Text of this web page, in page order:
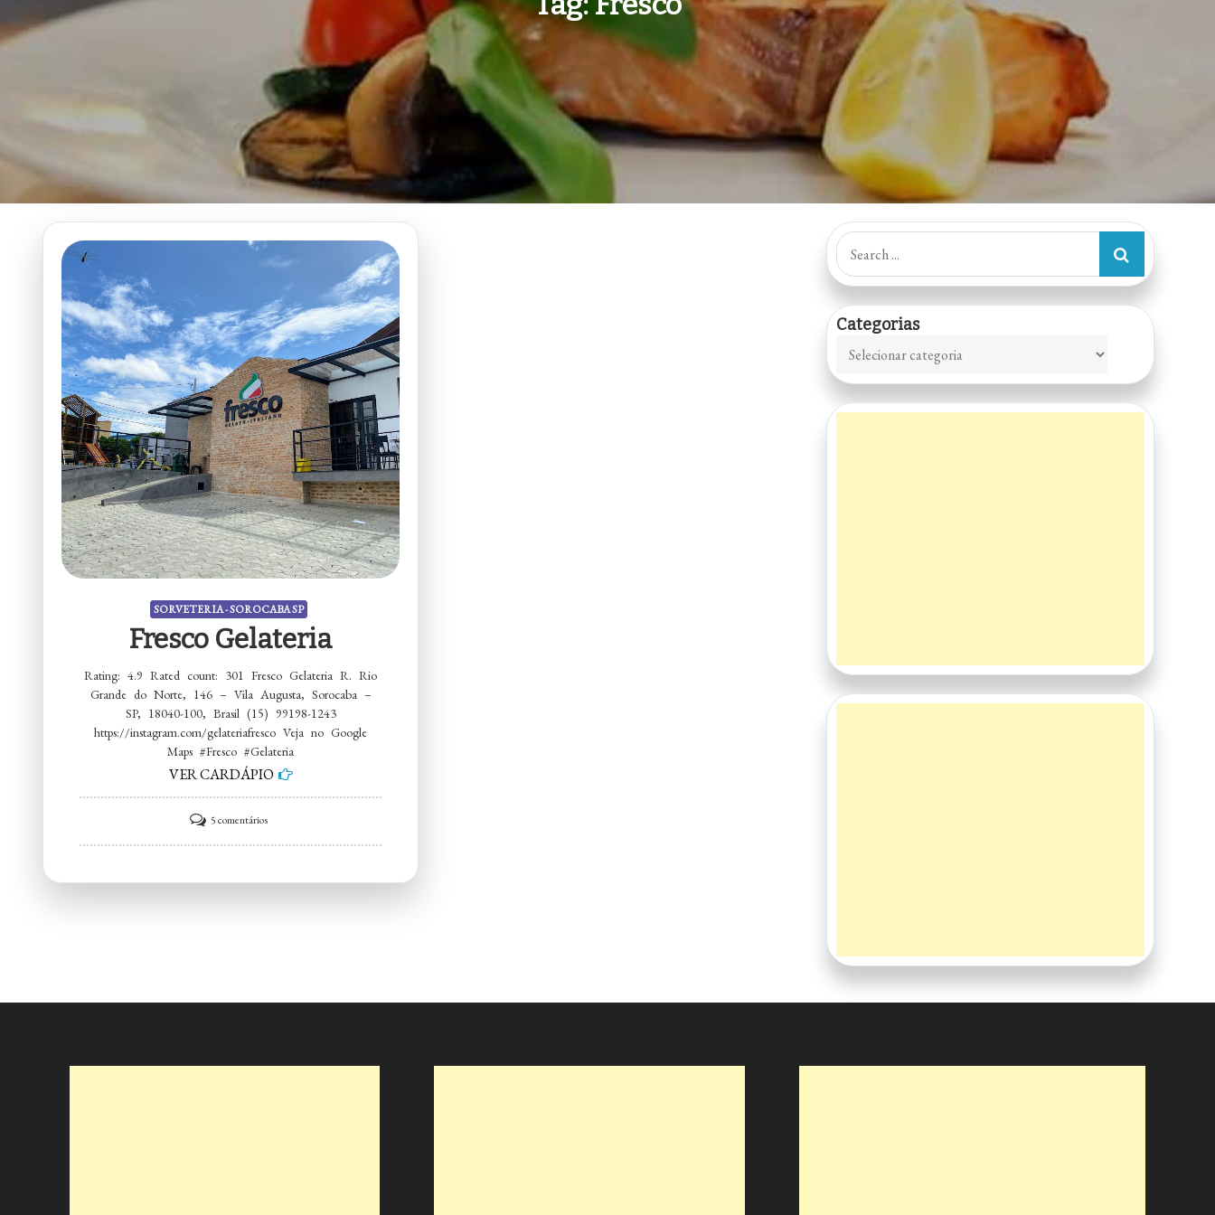
SORVETERIA - SOROCABA SP
Fresco Gelateria
Rating: 4.9 Rated count: 301 Fresco Gelateria R. Rio
Grande do Norte, 146 – Vila Augusta, Sorocaba –
SP, 18040-100, Brasil (15) 99198-1243
https://instagram.com/gelateriafresco Veja no Google
Maps #Fresco #Gelateria
VER CARDÁPIO
5 comentáriosem
Fresco
Search
for:
Categorias
Categorias